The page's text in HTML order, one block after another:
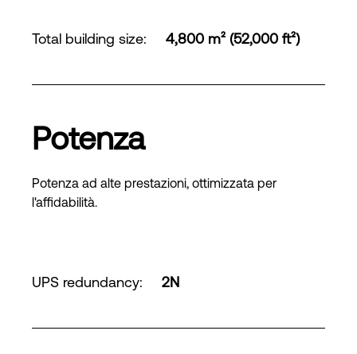
Total building size: 4,800 m² (52,000 ft²)
Potenza
Potenza ad alte prestazioni, ottimizzata per
l'affidabilità.
UPS redundancy: 2N